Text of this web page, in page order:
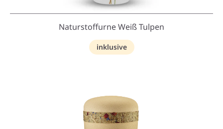
Naturstoffurne Weiß Tulpen
inklusive